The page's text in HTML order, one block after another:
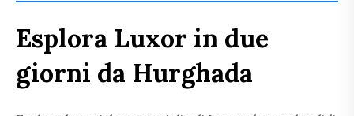
Esplora Luxor in due
giorni da Hurghada